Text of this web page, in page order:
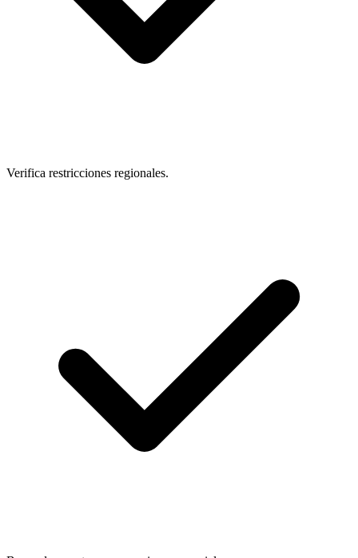
Verifica restricciones regionales.